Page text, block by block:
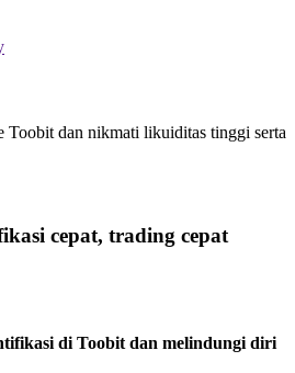
Toobit dan nikmati likuiditas tinggi serta
cepat, trading cepat
di Toobit dan melindungi diri